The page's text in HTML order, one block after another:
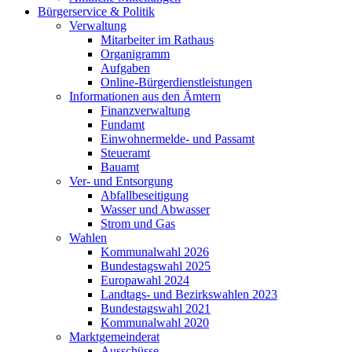
Bürgerservice & Politik
Verwaltung
Mitarbeiter im Rathaus
Organigramm
Aufgaben
Online-Bürgerdienstleistungen
Informationen aus den Ämtern
Finanzverwaltung
Fundamt
Einwohnermelde- und Passamt
Steueramt
Bauamt
Ver- und Entsorgung
Abfallbeseitigung
Wasser und Abwasser
Strom und Gas
Wahlen
Kommunalwahl 2026
Bundestagswahl 2025
Europawahl 2024
Landtags- und Bezirkswahlen 2023
Bundestagswahl 2021
Kommunalwahl 2020
Marktgemeinderat